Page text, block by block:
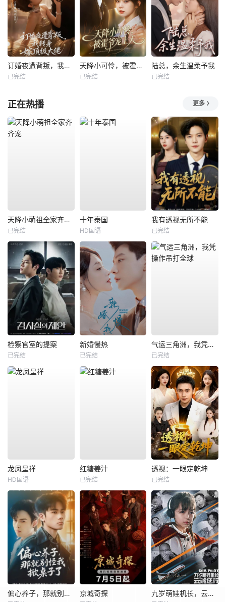
订婚夜遭背叛，我转身嫁顶级大佬
已完结
天降小可怜，被霍爷宠上天
已完结
陆总，余生温柔予我
已完结
正在热播 更多
天降小萌祖全家齐齐宠
已完结
十年泰国
HD国语
我有透视无所不能
已完结
检察官室的提案
已完结
新婚慢热
已完结
气运三角洲，我凭操作吊打全球
已完结
龙凤呈祥
HD国语
红糖姜汁
已完结
透视：一眼定乾坤
已完结
偏心养子，那就别怪我掀桌子了 京城奇探 九岁萌娃机长，云端逆行